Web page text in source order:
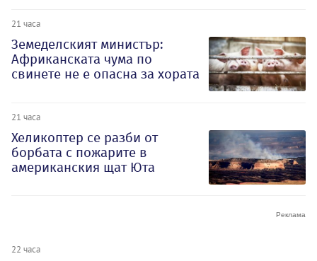
21 часа
Земеделският министър:
Африканската чума по
свинете не е опасна за хората
21 часа
Хеликоптер се разби от
борбата с пожарите в
американския щат Юта
22 часа